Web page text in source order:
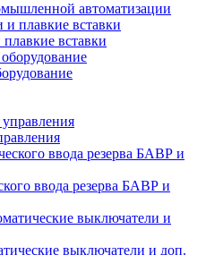
автоматизации
вставки
ввода резерва БАВР и
выключатели и доп.